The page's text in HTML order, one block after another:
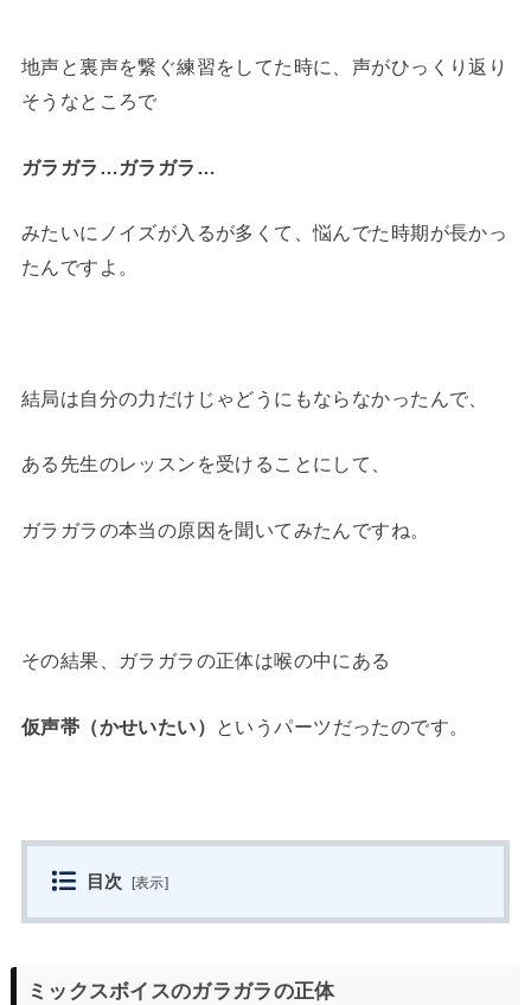
地声と裏声を繋ぐ練習をしてた時に、声がひっくり返り
そうなところで
ガラガラ…ガラガラ…
みたいにノイズが入るが多くて、悩んでた時期が長かっ
たんですよ。
結局は自分の力だけじゃどうにもならなかったんで、
ある先生のレッスンを受けることにして、
ガラガラの本当の原因を聞いてみたんですね。
その結果、ガラガラの正体は喉の中にある
仮声帯（かせいたい） というパーツだったのです。
目次 [表示]
ミックスボイスのガラガラの正体